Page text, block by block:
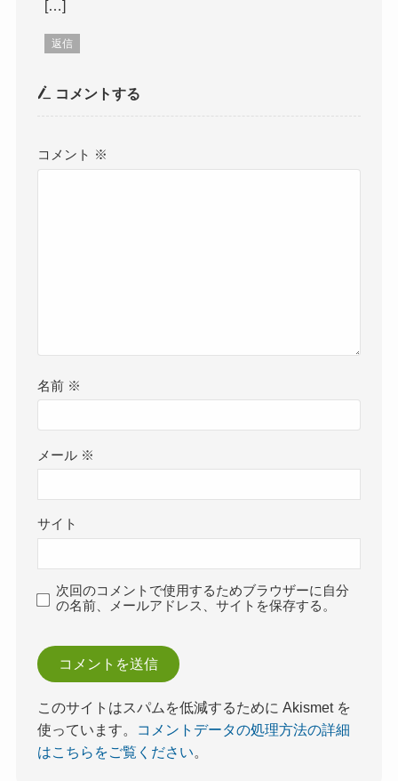
[…]
返信
コメントする
コメント ※
名前 ※
メール ※
サイト
次回のコメントで使用するためブラウザーに自分
の名前、メールアドレス、サイトを保存する。
このサイトはスパムを低減するために Akismet を
使っています。
コメントデータの処理方法の詳細
はこちらをご覧ください。